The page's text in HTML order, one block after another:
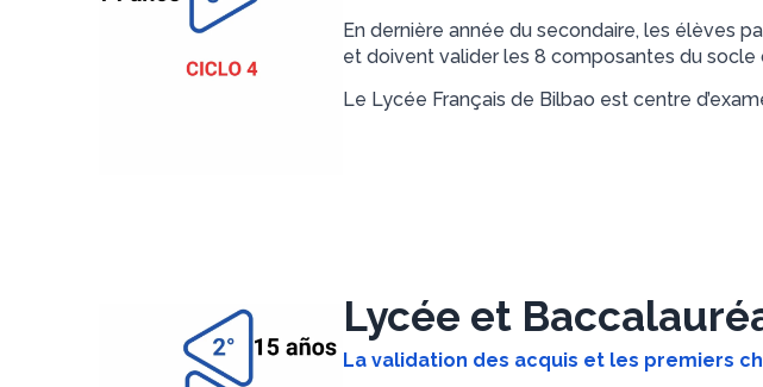
En dernière année du secondaire, les élèves
et doivent valider les 8 composantes du
Le Lycée Français de Bilbao est centre
Lycée et
La validation des acquis et les premiers